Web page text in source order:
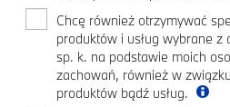
Chcę również otrzymywać
produktów i usług wybrane z
sp. k. na podstawie moich
zachowań, również w
produktów bądź usług.